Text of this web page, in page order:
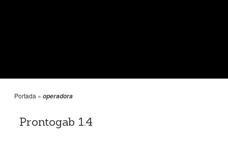
Portada » operadora
Prontogab 1.4